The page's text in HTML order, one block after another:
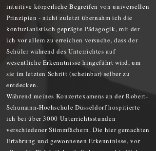
intuitive körperliche Begreifen von universellen
Prinzipien - nicht zuletzt übernahm ich die
konfuzianistisch geprägte Pädagogik, mit der
ich vor allem zu erreichen versuche, dass der
Schüler während des Unterrichtes auf
wesentliche Erkenntnisse hingeführt wird, um
sie im letzten Schritt (scheinbar) selber zu
entdecken.
Während meines Konzertexamens an der Robert-
Schumann-Hochschule Düsseldorf hospitierte
ich bei über 3000 Unterrichtsstunden
verschiedener Stimmfächern. Die hier gemachten
Erfahrung und gewonnenen Erkenntnisse, vor